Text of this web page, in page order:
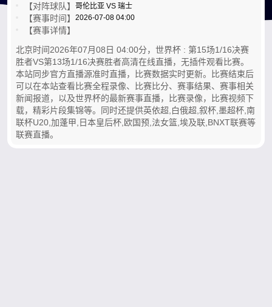
【对阵球队】 哥伦比亚 VS 瑞士
【赛事时间】 2026-07-08 04:00
【赛事详情】
北京时间2026年07月08日 04:00分，世界杯 : 第15场1/16决赛
胜者VS第13场1/16决赛胜者高清在线直播，无插件观看比赛。
本站同步官方直播源准时直播，比赛数据实时更新。比赛结束后
可以在本站查看比赛全程录像、比赛比分、赛事结果、赛事相关
新闻报道，以及世界杯的最新赛事直播，比赛录像，比赛视频下
载，精彩片段集锦等。同时还提供英依超,白俄超,叙杯,墨超杯,南
联杯U20,加蓬甲,日本皇后杯,欧国预,法女篮,埃及联,BNXT联赛等
联赛直播。